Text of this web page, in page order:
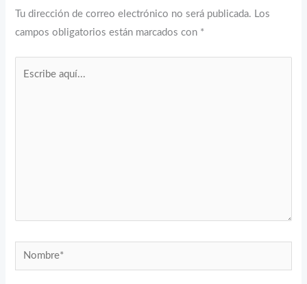
Tu dirección de correo electrónico no será publicada. Los
campos obligatorios están marcados con *
Nombre*